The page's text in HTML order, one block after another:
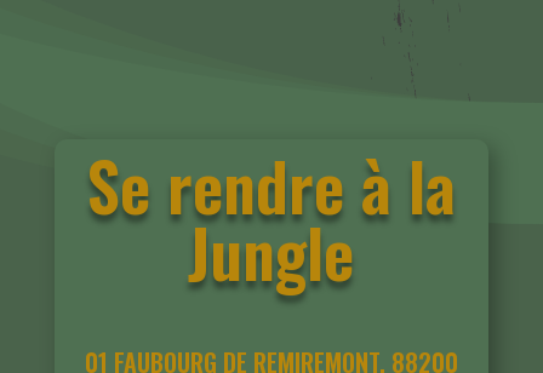
Se rendre à la
Jungle
01 FAUBOURG DE REMIREMONT, 88200